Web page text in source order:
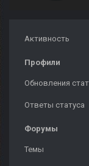
Активность
Профили
Обновления
Ответы статуса
Форумы
Темы